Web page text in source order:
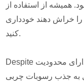
همیشه از استفاده از
خراش دهند خودداری
کنید.
Despite مزایای آنها ، لنزهای هیدروژل سیلیکون دارای محدودیت
به جذب رسوبات چربی